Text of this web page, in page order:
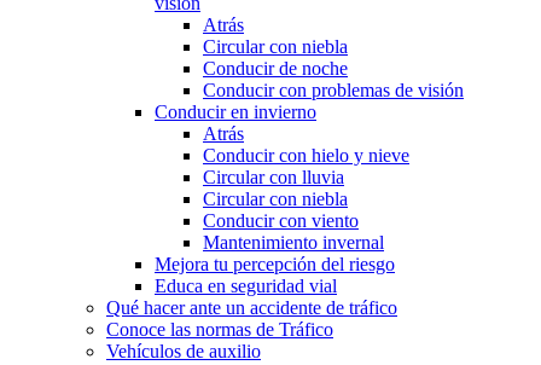
Atrás
Circular con niebla
Conducir de noche
Conducir con problemas de visión
Conducir en invierno
Atrás
Conducir con hielo y nieve
Circular con lluvia
Circular con niebla
Conducir con viento
Mantenimiento invernal
Mejora tu percepción del riesgo
Educa en seguridad vial
Qué hacer ante un accidente de tráfico
Conoce las normas de Tráfico
Vehículos de auxilio